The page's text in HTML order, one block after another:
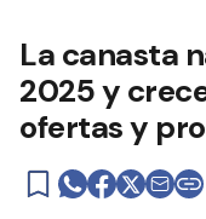
La canasta
2025 y
ofertas y